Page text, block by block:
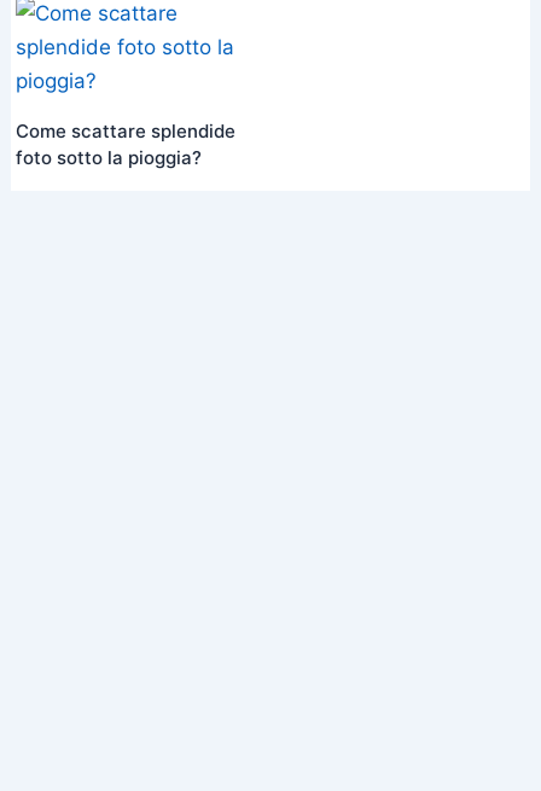
Come scattare splendide
foto sotto la pioggia?